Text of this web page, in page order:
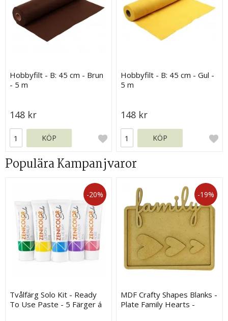
Hobbyfilt - B: 45 cm - Brun
- 5 m
148 kr
KÖP
Hobbyfilt - B: 45 cm - Gul -
5 m
148 kr
KÖP
Populära Kampanjvaror
-20%
Tvålfärg Solo Kit - Ready
To Use Paste - 5 Färger á
-19%
MDF Crafty Shapes Blanks -
Plate Family Hearts -